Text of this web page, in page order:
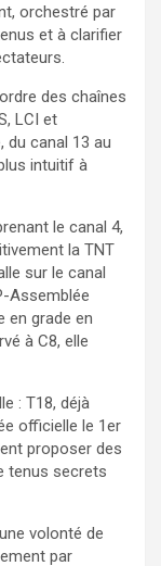
orchestré par
et à clarifier
des chaînes
LCI et
du canal 13 au
intuitif à
le canal 4,
la TNT
sur le canal
Assemblée
en grade en
à C8, elle
: T18, déjà
officielle le 1er
proposer des
tenus secrets
volonté de
par